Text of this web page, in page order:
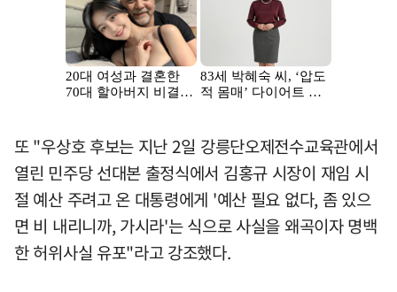
또 "우상호 후보는 지난 2일 강릉단오제전수교육관에서
열린 민주당 선대본 출정식에서 김홍규 시장이 재임 시
절 예산 주려고 온 대통령에게 '예산 필요 없다, 좀 있으
면 비 내리니까, 가시라'는 식으로 사실을 왜곡이자 명백
한 허위사실 유포"라고 강조했다.